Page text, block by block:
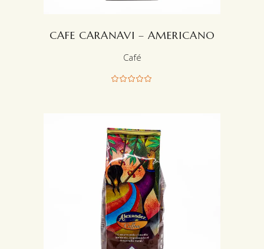
CAFE CARANAVI – AMERICANO
Café
LEER MÁS